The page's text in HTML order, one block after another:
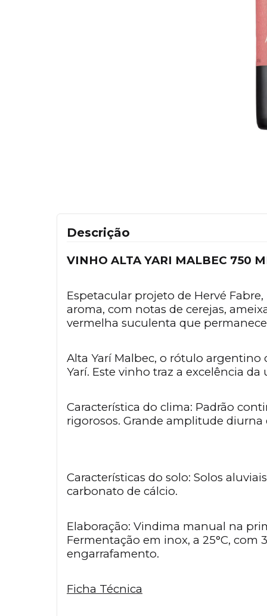
Descrição
VINHO ALTA YARI MALBEC 750
Espetacular projeto de Hervé
aroma, com notas de cerejas,
vermelha suculenta que
Alta Yarí Malbec, o rótulo
Yarí. Este vinho traz a excelência
Característica do clima: Padrão
rigorosos. Grande amplitude
Características do solo: Solos
carbonato de cálcio.
Elaboração: Vindima manual na
Fermentação em inox, a 25°C,
engarrafamento.
Ficha Técnica